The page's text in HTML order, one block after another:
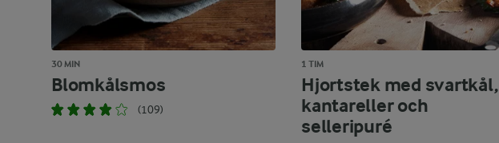
30 MIN
Blomkålsmos
(109)
1 TIM
Hjortstek med svartkål,
kantareller och
selleripuré